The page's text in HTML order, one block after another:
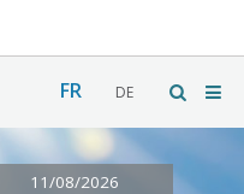
FR DE
11/08/2026